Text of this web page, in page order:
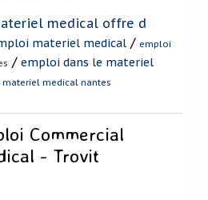
medical offre d
materiel medical / emploi
/ emploi dans le materiel
materiel medical nantes
Commercial
- Trovit